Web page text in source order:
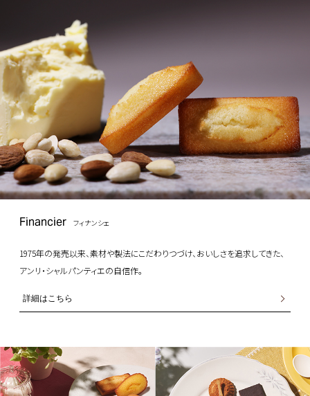
Financier フィナンシェ
1975年の発売以来、素材や製法にこだわりつづけ、おいしさを追求してきた、
アンリ・シャルパンティエの自信作。
詳細はこちら